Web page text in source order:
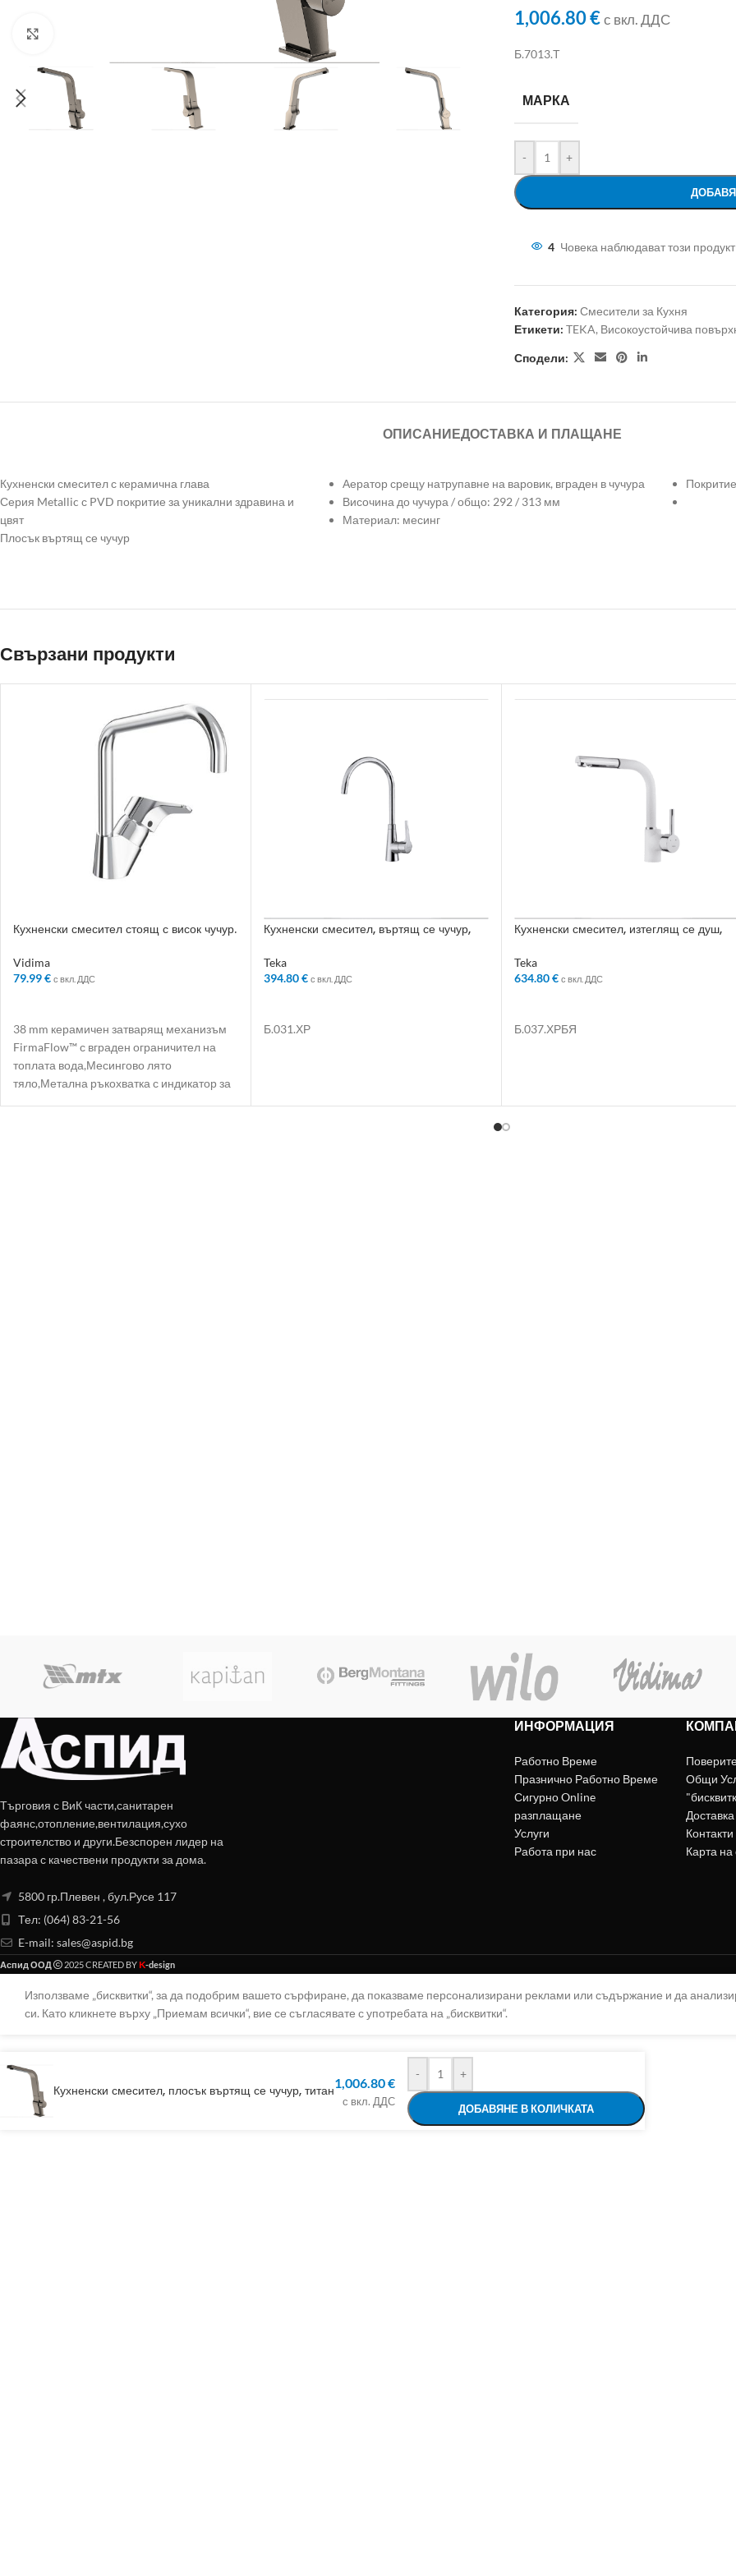
1,006.80€с вкл. ДДС
Б.7013.Т
МАРКА
- +
4 Човека наблюдават този продукт
Категория: Смесители за Кухня
Етикети: TEKA, Високоустойчива
Сподели:
ОПИСАНИЕДОСТАВКА И ПЛАЩАНЕ
Кухненски смесител с керамична глава
Серия Metallic с PVD покритие за уникални здравина и
цвят
Плосък въртящ се чучур
Аератор срещу натрупавне на варовик, вграден в чучура
Височина до чучура / общо: 292 / 313 мм
Материал: месинг
Свързани продукти
Кухненски смесител стоящ с висок чучур.
Vidima
79.99€ с вкл. ДДС
38 mm керамичен затварящ механизъм
FirmaFlow™ с вграден ограничител на
топлата вода,Месингово лято
тяло,Метална ръкохватка с индикатор за
Кухненски смесител, въртящ се чучур,
Teka
394.80€ с вкл. ДДС
Б.031.ХР
Кухненски смесител, изтеглящ се душ,
Teka
634.80€ с вкл. ДДС
Б.037.ХРБЯ
Търговия с ВиК части,санитарен
фаянс,отопление,вентилация,сухо
строителство и други.Безспорен лидер на
пазара с качествени продукти за дома.
5800 гр.Плевен , бул.Русе 117
Тел: (064) 83-21-56
E-mail: sales@aspid.bg
ИНФОРМАЦИЯ
Работно Време
Празнично Работно Време
Сигурно Online
разплащане
Услуги
Работа при нас
Общи
Доставка
Контакти
Карта на
Аспид ООД 2025 CREATED BY K-design
Използваме „бисквитки“, за да подобрим вашето сърфиране, да показваме персонализирани реклами или съдържание и да
си. Като кликнете върху „Приемам всички“, вие се съгласявате с употребата на „бисквитки“.
Кухненски смесител, плосък въртящ се чучур, титан1,006.80€
с вкл. ДДС
- +
ДОБАВЯНЕ В КОЛИЧКАТА